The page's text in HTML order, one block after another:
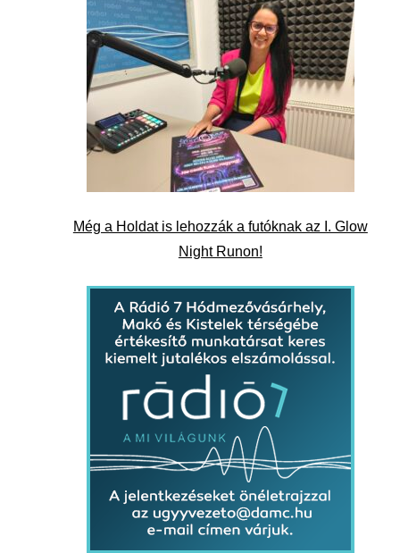
Még a Holdat is lehozzák a futóknak az I. Glow
Night Runon!